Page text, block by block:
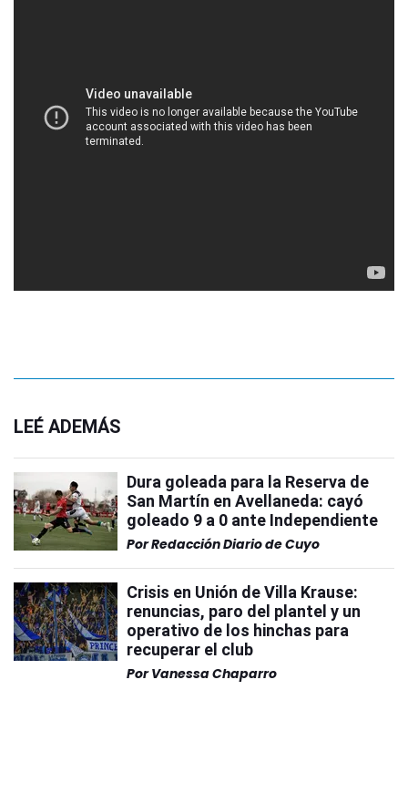
LEÉ ADEMÁS
Dura goleada para la Reserva de
San Martín en Avellaneda: cayó
goleado 9 a 0 ante Independiente
PorRedacción Diario de Cuyo
Crisis en Unión de Villa Krause:
renuncias, paro del plantel y un
operativo de los hinchas para
recuperar el club
Por Vanessa Chaparro